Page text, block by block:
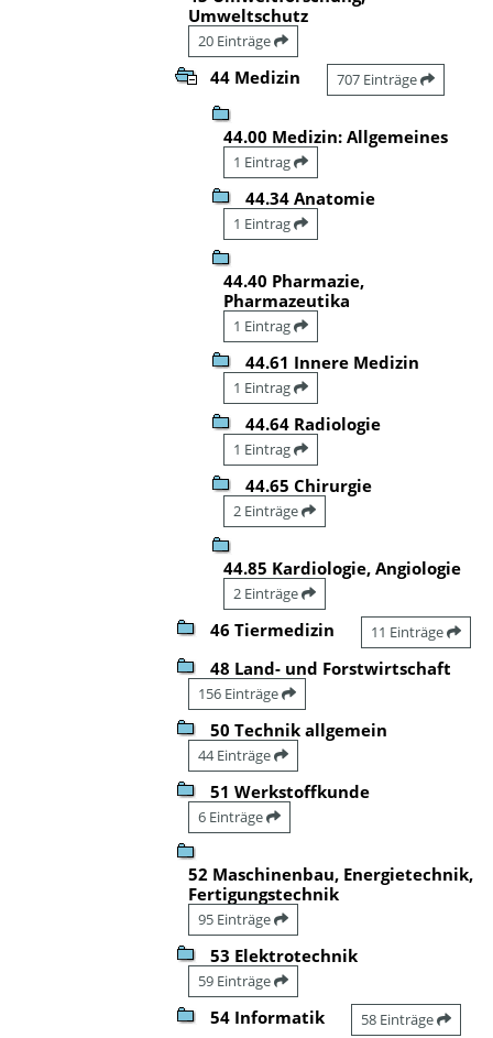
Umweltschutz
20 Einträge
44 Medizin 707 Einträge
44.00 Medizin: Allgemeines
1 Eintrag
44.34 Anatomie
1 Eintrag
44.40 Pharmazie,
Pharmazeutika
1 Eintrag
44.61 Innere Medizin
1 Eintrag
44.64 Radiologie
1 Eintrag
44.65 Chirurgie
2 Einträge
44.85 Kardiologie, Angiologie
2 Einträge
46 Tiermedizin 11 Einträge
48 Land- und Forstwirtschaft
156 Einträge
50 Technik allgemein
44 Einträge
51 Werkstoffkunde
6 Einträge
52 Maschinenbau, Energietechnik,
Fertigungstechnik
95 Einträge
53 Elektrotechnik
59 Einträge
54 Informatik 58 Einträge